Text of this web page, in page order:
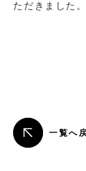
ただきました。
一覧へ